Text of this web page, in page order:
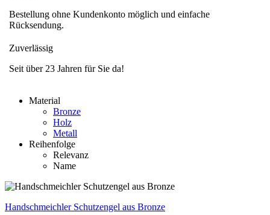
Bestellung ohne Kundenkonto möglich und einfache
Rücksendung.
Zuverlässig
Seit über 23 Jahren für Sie da!
Material
Bronze
Holz
Metall
Reihenfolge
Relevanz
Name
Handschmeichler Schutzengel aus Bronze